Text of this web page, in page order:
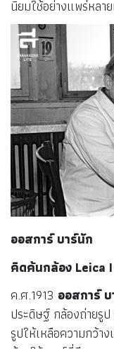
ปัจจุบัน
อีกหนึ่งผลงานสำคัญ
วางจำหน่ายได้สำเ
วา เอดิสัน
เครื่องแรกได้สำเร็จ
ค.ศ. 1900 เขาได้เปิ
เพียง 1 ดอลลาร์สหรั
ผลิตภัณฑ์นี้ทำให้คนทั่
นิยมใช้อย่างแพร่หลา